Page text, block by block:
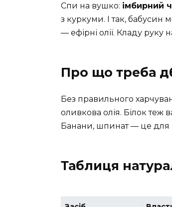
Спи на вушко: імбирний
з куркуми. І так,
— ефірні олії. Кладу руку
Про що треба
Без правильного
оливкова олія. Білок теж
Банани, шпинат — це для
Таблиця